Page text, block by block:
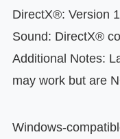
DirectX®: Version
Sound: DirectX®
Additional Notes:
may work but are
Windows-